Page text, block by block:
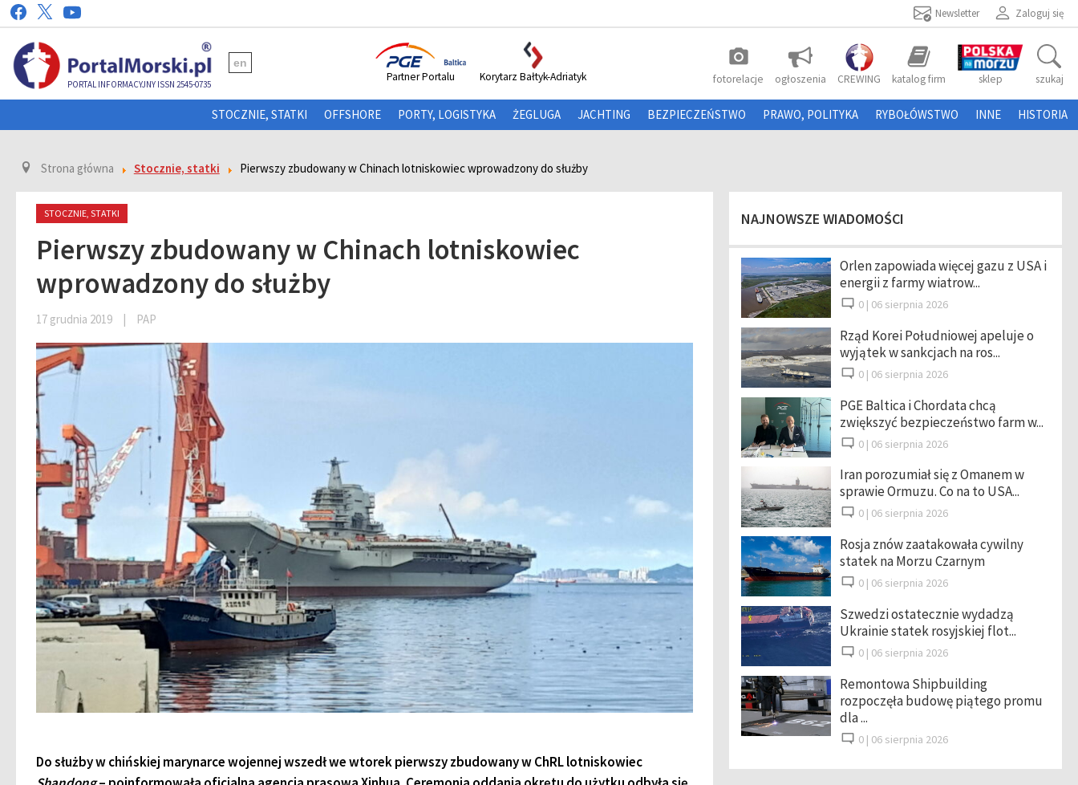
Zaloguj się
Newsletter
PORTAL INFORMACYJNY ISSN 2545-0735
en photo_camera
fotorelacje ogłoszenia CREWING katalog firm sklep szukaj
Partner Portalu Korytarz Bałtyk-Adriatyk
STOCZNIE, STATKI OFFSHORE PORTY, LOGISTYKA ŻEGLUGA JACHTING BEZPIECZEŃSTWO PRAWO, POLITYKA RYBOŁÓWSTWO INNE HISTORIA
Strona główna Stocznie, statki Pierwszy zbudowany w Chinach lotniskowiec wprowadzony do służby
STOCZNIE, STATKI
Pierwszy zbudowany w Chinach lotniskowiec
wprowadzony do służby
17 grudnia 2019 | PAP
Do służby w chińskiej marynarce wojennej wszedł we wtorek pierwszy zbudowany w ChRL lotniskowiec
NAJNOWSZE WIADOMOŚCI
Orlen zapowiada więcej gazu z USA i
energii z farmy wiatrow...
0 | 06 sierpnia 2026
Rząd Korei Południowej apeluje o
wyjątek w sankcjach na ros...
0 | 06 sierpnia 2026
PGE Baltica i Chordata chcą
zwiększyć bezpieczeństwo farm w...
0 | 06 sierpnia 2026
Iran porozumiał się z Omanem w
sprawie Ormuzu. Co na to USA...
0 | 06 sierpnia 2026
Rosja znów zaatakowała cywilny
statek na Morzu Czarnym
0 | 06 sierpnia 2026
Szwedzi ostatecznie wydadzą
Ukrainie statek rosyjskiej flot...
0 | 06 sierpnia 2026
Remontowa Shipbuilding
rozpoczęła budowę piątego promu
dla ...
0 | 06 sierpnia 2026